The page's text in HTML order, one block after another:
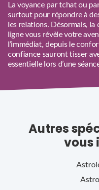
La voyance par tchat ou
surtout pour répondre à
les relations. Désormais,
ligne vous révèle votre
l’immédiat, depuis le
confiance sauront tisser
essentielle lors d’une
Autres
vous